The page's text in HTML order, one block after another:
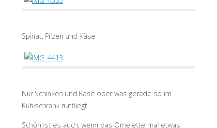
Spinat, Pilzen und Käse
Nur Schinken und Käse oder was gerade so im
Kühlschrank runfliegt.
Schön ist es auch, wenn das Omelette mal etwas